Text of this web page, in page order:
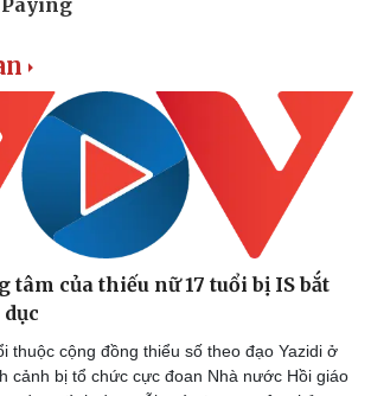
Đời sống
Nhà đẹp
tâm của thiếu nữ 17 tuổi bị IS bắt
thuộc cộng đồng thiểu số theo đạo Yazidi ở
cảnh bị tổ chức cực đoan Nhà nước Hồi giáo